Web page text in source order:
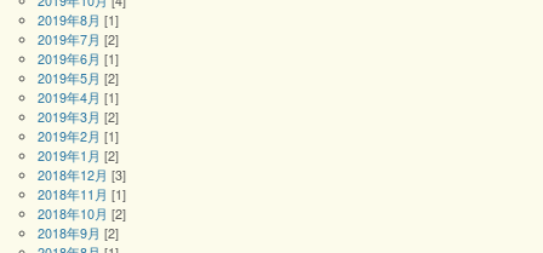
2019年8月 [1]
2019年7月 [2]
2019年6月 [1]
2019年5月 [2]
2019年4月 [1]
2019年3月 [2]
2019年2月 [1]
2019年1月 [2]
2018年12月 [3]
2018年11月 [1]
2018年10月 [2]
2018年9月 [2]